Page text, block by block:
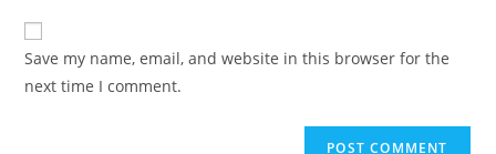
comment
website
URL
(optional)
Save my name, email, and website in this browser for the
next time I comment.